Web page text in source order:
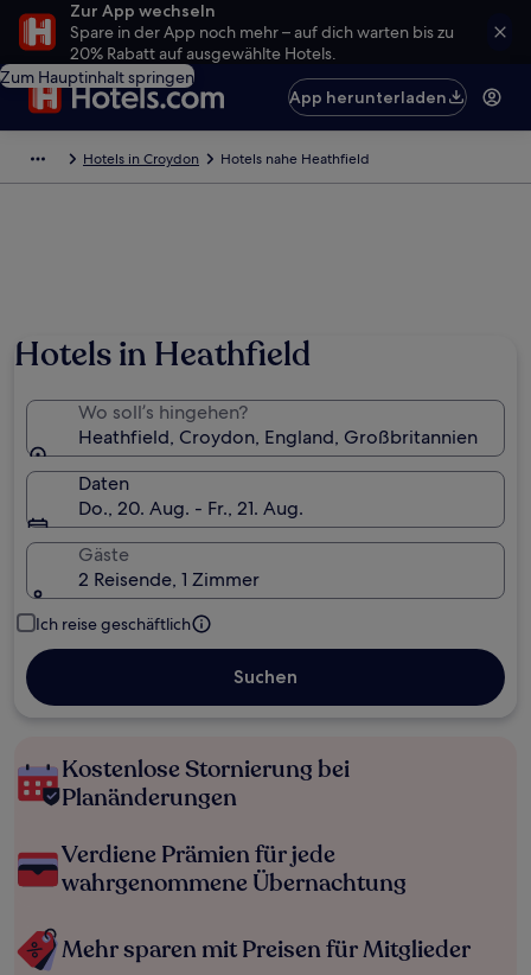
Zur App wechseln
Spare in der App noch mehr – auf dich warten bis zu
20% Rabatt auf ausgewählte Hotels.
Zum Hauptinhalt springen
App herunterladen
Hotels in Croydon Hotels nahe Heathfield
Hotels in Heathfield
Wo soll’s hingehen?
Heathfield, Croydon, England, Großbritannien
Daten
Do., 20. Aug. - Fr., 21. Aug.
Gäste
2 Reisende, 1 Zimmer
Ich reise geschäftlich
Suchen
Kostenlose Stornierung bei
Planänderungen
Verdiene Prämien für jede
wahrgenommene Übernachtung
Mehr sparen mit Preisen für Mitglieder